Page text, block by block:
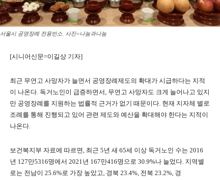
서울시 공영장례 전용빈소. 사진=나눔과나눔
[시니어신문=이길상 기자]
최근 무연고 사망자가 늘면서 공영장례제도의 확대가 시급하다는 지적
이 나온다. 독거노인이 급증하면서, 무연고 사망자도 크게 늘어나고 있지
만 공영장례를 지원하는 법률적 근거가 없기 때문이다. 현재 지자체 별로
조례를 통해 진행되고 있어 관련 제도와 예산을 확대해야 한다는 지적이
나온다.
보건복지부 자료에 따르면, 최근 5년 새 65세 이상 독거노인 수는 2016
년 127만5316명에서 2021년 167만416명으로 30.9%나 늘었다. 지역별
로는 전남이 25.6%로 가장 높았고, 경북 23.4%, 전북 23.2%, 경